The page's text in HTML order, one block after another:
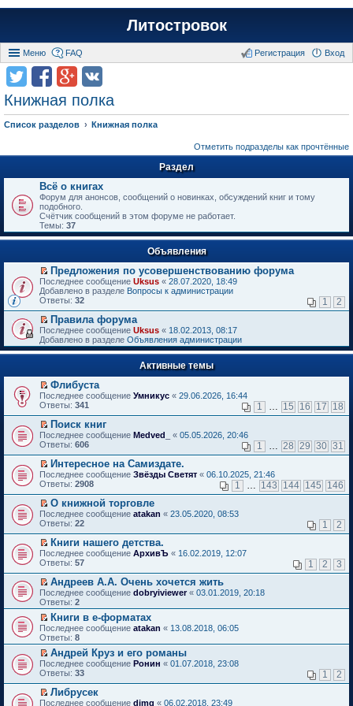
Литостровок
Меню FAQ Вход
Регистрация
Книжная полка
Список разделов Книжная полка
Отметить подразделы как прочтённые
Раздел
Всё о книгах
Форум для анонсов, сообщений о новинках, обсуждений книг и тому
подобного.
Счётчик сообщений в этом форуме не работает.
Темы: 37
Объявления
П
е
р
й
т
и
к
п
в
о
м
у
н
е
п
р
о
ч
и
т
а
н
н
о
м
у
с
о
о
б
щ
е
н
и
ю
Предложения по усовершенствованию форума
Последнее сообщение Uksus « 28.07.2020, 18:49
Добавлено в разделе Вопросы к администрации
Ответы: 32 1 2
П
е
р
е
т
и
к
п
р
в
о
м
у
н
е
п
р
о
ч
и
т
а
н
н
о
м
у
с
о
о
б
щ
е
н
и
ю
Правила форума
Последнее сообщение Uksus « 18.02.2013, 08:17
Добавлено в разделе Объявления администрации
Активные темы
П
е
е
й
т
и
к
п
е
р
в
о
м
у
н
е
п
р
о
ч
и
т
а
н
н
о
м
у
с
о
о
б
Флибуста
Последнее сообщение Умникус « 29.06.2026, 16:44
Ответы: 341 1 … 15 16 17 18
П
е
е
й
т
и
к
п
е
р
в
о
м
у
н
е
п
р
о
ч
и
т
а
н
н
о
м
у
Поиск книг
Последнее сообщение Medved_ « 05.05.2026, 20:46
Ответы: 606 1 … 28 29 30 31
П
е
е
й
т
и
к
п
е
р
в
о
м
у
н
е
п
р
о
ч
и
а
н
Интересное на Самиздате.
Последнее сообщение Звёзды Светят « 06.10.2025, 21:46
Ответы: 2908 1 … 143 144 145 146
П
е
е
й
т
и
к
п
е
р
в
о
м
у
н
е
п
р
о
ч
О книжной торговле
Последнее сообщение atakan « 23.05.2020, 08:53
Ответы: 22 1 2
П
е
е
й
т
и
п
е
р
в
о
м
у
н
е
Книги нашего детства.
Последнее сообщение АрхивЪ « 16.02.2019, 12:07
Ответы: 57 1 2 3
П
е
р
е
й
т
и
к
п
е
р
в
о
Андреев А.А. Очень хочется жить
Последнее сообщение dobryiviewer« 03.01.2019, 20:18
Ответы: 2
П
е
р
е
й
т
и
к
п
Книги в е-форматах
Последнее сообщение atakan « 13.08.2018, 06:05
Ответы: 8
П
е
е
й
Андрей Круз и его романы
Последнее сообщение Ронин « 01.07.2018, 23:08
Ответы: 33 1 2
П
Либрусек
Последнее сообщение dimg « 06.02.2018, 23:49